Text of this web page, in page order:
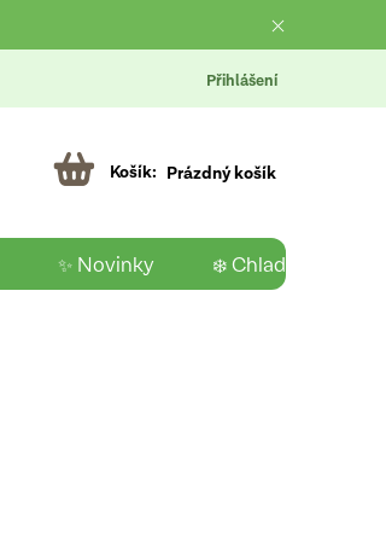
Přihlášení
Prázdný košík
✨ Novinky ❄️ Chladící